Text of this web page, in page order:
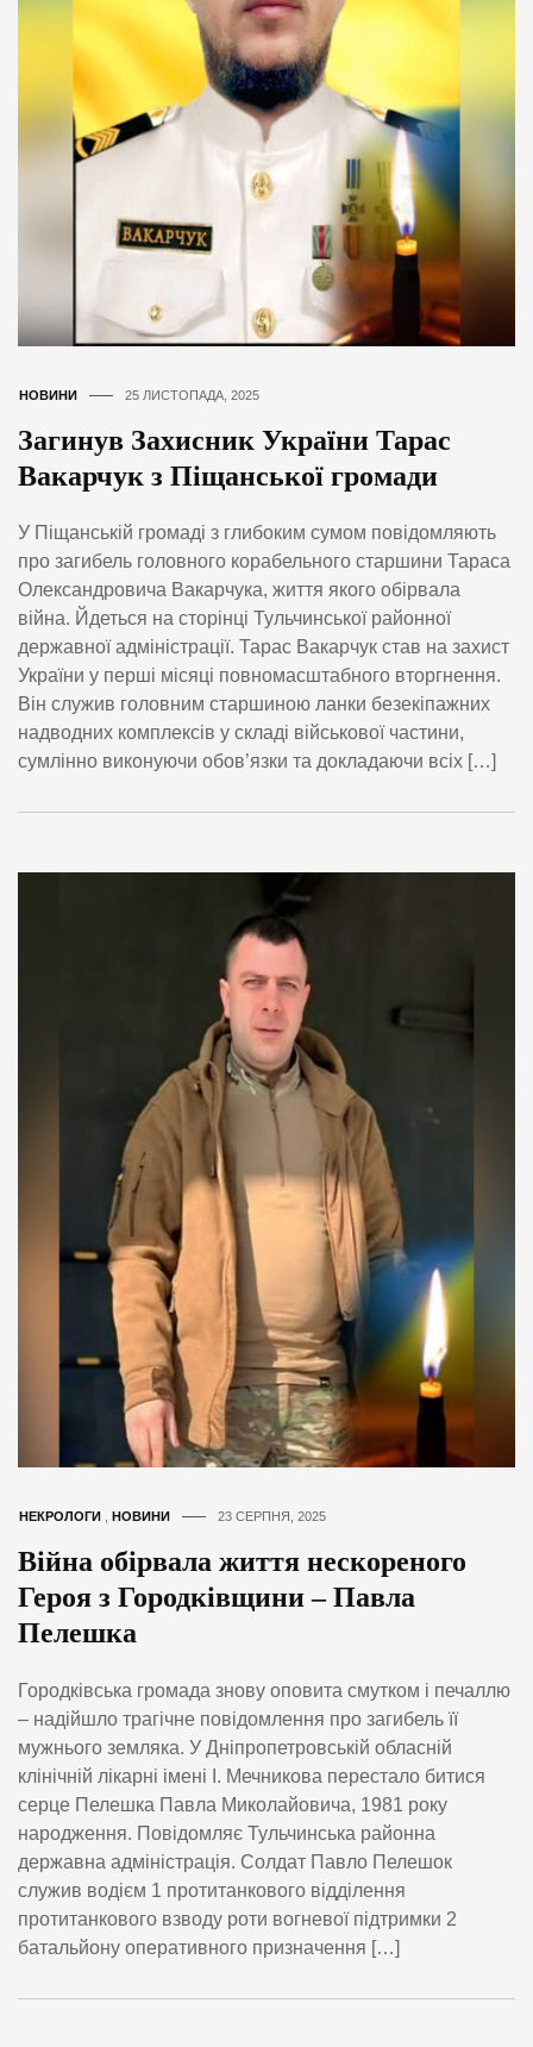
НОВИНИ 25 ЛИСТОПАДА, 2025
Загинув Захисник України Тарас
Вакарчук з Піщанської громади
У Піщанській громаді з глибоким сумом повідомляють
про загибель головного корабельного старшини Тараса
Олександровича Вакарчука, життя якого обірвала
війна. Йдеться на сторінці Тульчинської районної
державної адміністрації. Тарас Вакарчук став на захист
України у перші місяці повномасштабного вторгнення.
Він служив головним старшиною ланки безекіпажних
надводних комплексів у складі військової частини,
сумлінно виконуючи обов’язки та докладаючи всіх […]
НЕКРОЛОГИ НОВИНИ 23 СЕРПНЯ, 2025
Війна обірвала життя нескореного
Героя з Городківщини – Павла
Пелешка
Городківська громада знову оповита смутком і печаллю
– надійшло трагічне повідомлення про загибель її
мужнього земляка. У Дніпропетровській обласній
клінічній лікарні імені І. Мечникова перестало битися
серце Пелешка Павла Миколайовича, 1981 року
народження. Повідомляє Тульчинська районна
державна адміністрація. Солдат Павло Пелешок
служив водієм 1 протитанкового відділення
протитанкового взводу роти вогневої підтримки 2
батальйону оперативного призначення […]